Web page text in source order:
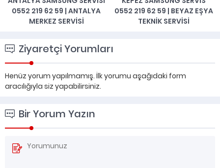
0552 219 62 59 | ANTALYA
MERKEZ SERVISI
0552 219 62 59 | BEYAZ EŞYA
TEKNIK SERVISI
Ziyaretçi Yorumları
Henüz yorum yapılmamış. İlk yorumu aşağıdaki form
aracılığıyla siz yapabilirsiniz.
Bir Yorum Yazın